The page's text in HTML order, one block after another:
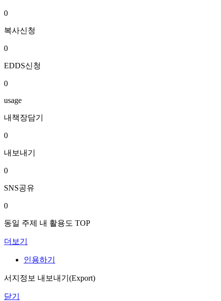
0
복사신청
0
EDDS신청
0
usage
내책장담기
0
내보내기
0
SNS공유
0
동일 주제 내 활용도 TOP
더보기
인용하기
서지정보 내보내기(Export)
닫기